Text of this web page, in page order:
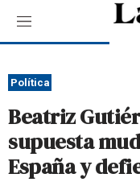
M
e
ú
Política
Beatriz
supuesta
España y